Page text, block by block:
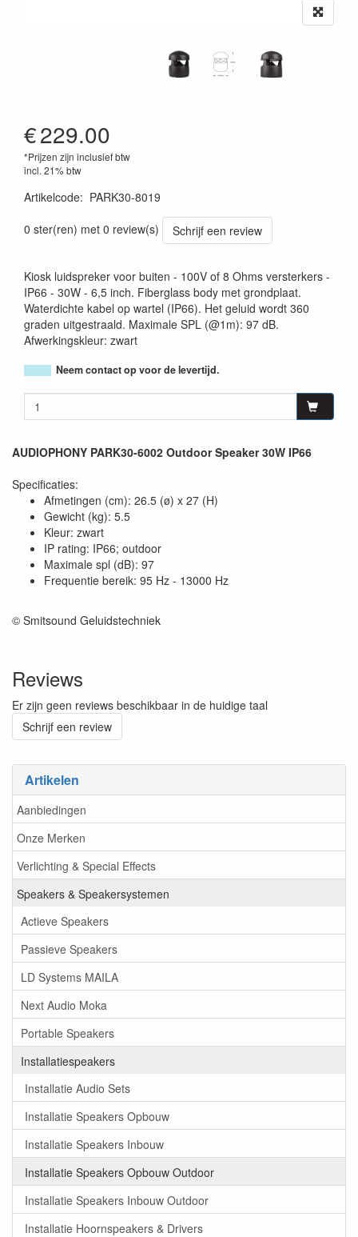
Artikelen
Aanbiedingen
Onze Merken
Verlichting & Special Effects
Speakers & Speakersystemen
Actieve Speakers
Passieve Speakers
LD Systems MAILA
Next Audio Moka
Portable Speakers
Installatiespeakers
Installatie Audio Sets
Installatie Speakers Opbouw
Installatie Speakers Inbouw
Installatie Speakers Opbouw Outdoor
Installatie Speakers Inbouw Outdoor
Installatie Hoornspeakers & Drivers
€229.00
*Prijzen zijn inclusief btw
incl. 21% btw
Artikelcode: PARK30-8019
0 ster(ren) met 0 review(s)
Schrijf een review
Kiosk luidspreker voor buiten - 100V of 8 Ohms versterkers -
IP66 - 30W - 6,5 inch. Fiberglass body met grondplaat.
Waterdichte kabel op wartel (IP66). Het geluid wordt 360
graden uitgestraald. Maximale SPL (@1m): 97 dB.
Afwerkingskleur: zwart
Neem contact op voor de levertijd.
AUDIOPHONY PARK30-6002 Outdoor Speaker 30W IP66
Specificaties:
Afmetingen (cm): 26.5 (ø) x 27 (H)
Gewicht (kg): 5.5
Kleur: zwart
IP rating: IP66; outdoor
Maximale spl (dB): 97
Frequentie bereik: 95 Hz - 13000 Hz
© Smitsound Geluidstechniek
Reviews
Er zijn geen reviews beschikbaar in de huidige taal
Schrijf een review